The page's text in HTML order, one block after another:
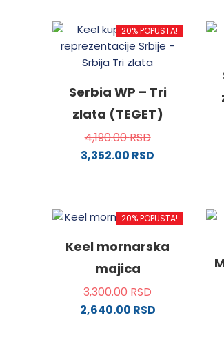
20% POPUSTA!
Serbia WP – Tri
zlata (TEGET)
4,190.00RSD
3,352.00 RSD
više
Opcije
mogu
biti
izabrane
20% POPUSTA!
Keel mornarska
majica
3,300.00RSD
2,640.00 RSD